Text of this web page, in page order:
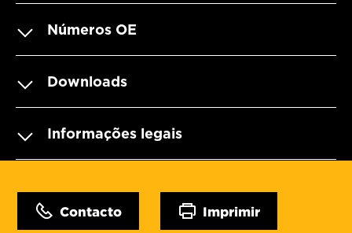
Números OE
Downloads
Informações legais
Contacto Imprimir